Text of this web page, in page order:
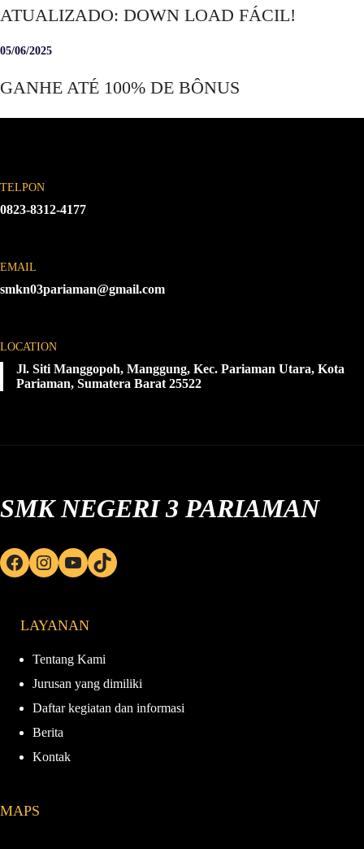
ATUALIZADO: DOWN LOAD FÁCIL!
05/06/2025
GANHE ATÉ 100% DE BÔNUS
TELPON
0823-8312-4177
EMAIL
smkn03pariaman@gmail.com
LOCATION
Jl. Siti Manggopoh, Manggung, Kec. Pariaman Utara, Kota
Pariaman, Sumatera Barat 25522
SMK NEGERI 3 PARIAMAN
Facebook Instagram YouTube TikTok
LAYANAN
Tentang Kami
Jurusan yang dimiliki
Daftar kegiatan dan informasi
Berita
Kontak
MAPS